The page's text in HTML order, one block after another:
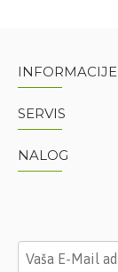
INFORMACIJE
SERVIS
NALOG